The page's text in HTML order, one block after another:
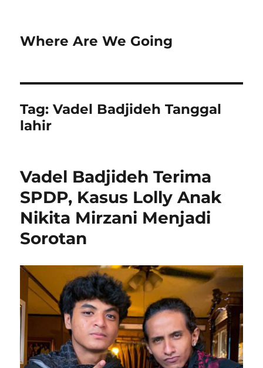
Where Are We Going
Tag:Vadel Badjideh Tanggal
lahir
Vadel Badjideh Terima
SPDP, Kasus Lolly Anak
Nikita Mirzani Menjadi
Sorotan